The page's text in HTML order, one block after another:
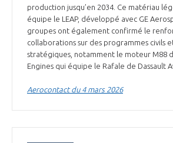
ENVIRONNEMENT
INNOVATION
RAPPORTS D'ACTIVITÉS
production jusqu’en 2034. Ce matériau
équipe le LEAP, développé avec GE
groupes ont également confirmé le
collaborations sur des programmes civils
stratégiques, notamment le moteur M88
Engines qui équipe le Rafale de Dassault
Aerocontact du 4 mars 2026